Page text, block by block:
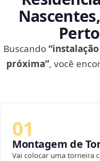
Buscando
próxima”, você
01
Montagem de
Vai colocar uma torneira